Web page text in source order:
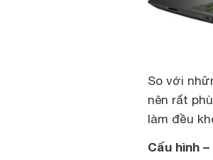
So với
nên rất
làm đều
Cấu hình